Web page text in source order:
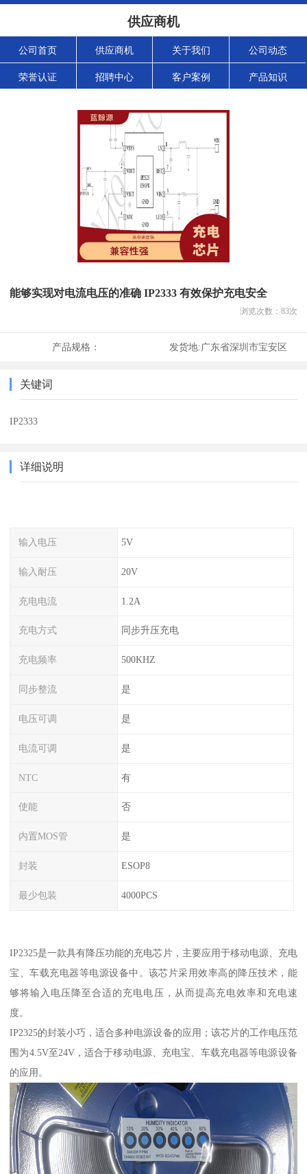
供应商机
公司首页 供应商机 关于我们 公司动态
荣誉认证 招聘中心 客户案例 产品知识
能够实现对电流电压的准确 IP2333 有效保护充电安全
浏览次数： 83次
产品规格： 发货地:广东省深圳市宝安区
关键词
IP2333
详细说明
输入电压 5V
输入耐压 20V
充电电流 1.2A
充电方式 同步升压充电
充电频率 500KHZ
同步整流 是
电压可调 是
电流可调 是
NTC 有
使能 否
内置MOS管 是
封装 ESOP8
最少包装 4000PCS
IP2325是一款具有降压功能的充电芯片，主要应用于移动电源、充电
宝、车载充电器等电源设备中。该芯片采用效率高的降压技术，能
够将输入电压降至合适的充电电压，从而提高充电效率和充电速
度。
IP2325的封装小巧，适合多种电源设备的应用；该芯片的工作电压范
围为4.5V至24V，适合于移动电源、充电宝、车载充电器等电源设备
的应用。